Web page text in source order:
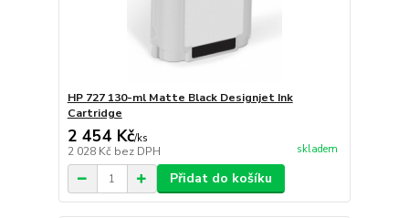
HP 727 130-ml Matte Black Designjet Ink
Cartridge
2 454 Kč/ks
2 028 Kč bez DPH skladem
Přidat do košíku